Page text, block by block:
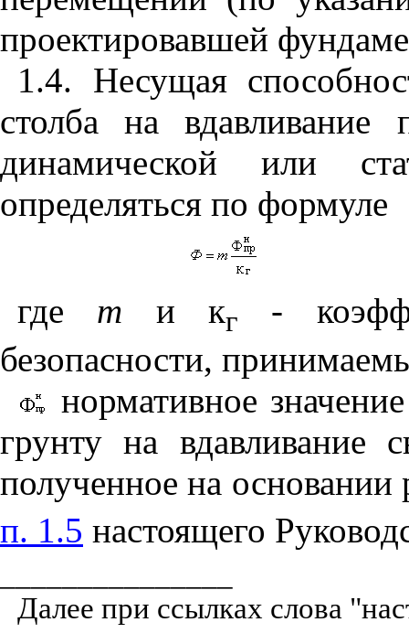
проектировавшей
1.4. Несущая
столба на вдавливание
динамической или
определяться по формуле
где m и кг -
безопасности,
нормативное
грунту на вдавливание
полученное на основании
п. 1.5 настоящего
Далее при ссылках слова